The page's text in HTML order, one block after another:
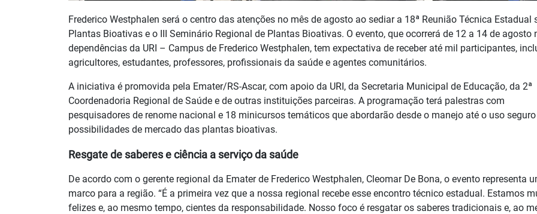
Frederico Westphalen será o centro das atenções no mês de agosto ao sediar a 18ª Reunião Técnica Estadual
Plantas Bioativas e o III Seminário Regional de Plantas Bioativas. O evento, que ocorrerá de 12 a 14 de agosto
dependências da URI – Campus de Frederico Westphalen, tem expectativa de receber até mil participantes,
agricultores, estudantes, professores, profissionais da saúde e agentes comunitários.
A iniciativa é promovida pela Emater/RS-Ascar, com apoio da URI, da Secretaria Municipal de Educação, da 2ª
Coordenadoria Regional de Saúde e de outras instituições parceiras. A programação terá palestras com
pesquisadores de renome nacional e 18 minicursos temáticos que abordarão desde o manejo até o uso
possibilidades de mercado das plantas bioativas.
Resgate de saberes e ciência a serviço da saúde
De acordo com o gerente regional da Emater de Frederico Westphalen, Cleomar De Bona, o evento representa
marco para a região. “É a primeira vez que a nossa regional recebe esse encontro técnico estadual. Estamos
felizes e, ao mesmo tempo, cientes da responsabilidade. Nosso foco é resgatar os saberes tradicionais e, ao